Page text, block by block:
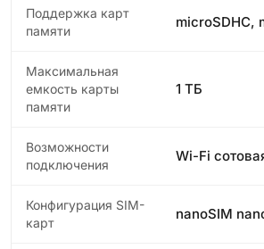
Поддержка карт
памяти
microSDHC,
Максимальная
емкость карты
памяти
1 ТБ
Возможности
подключения
Wi-Fi
Конфигурация SIM-
карт
nanoSIM